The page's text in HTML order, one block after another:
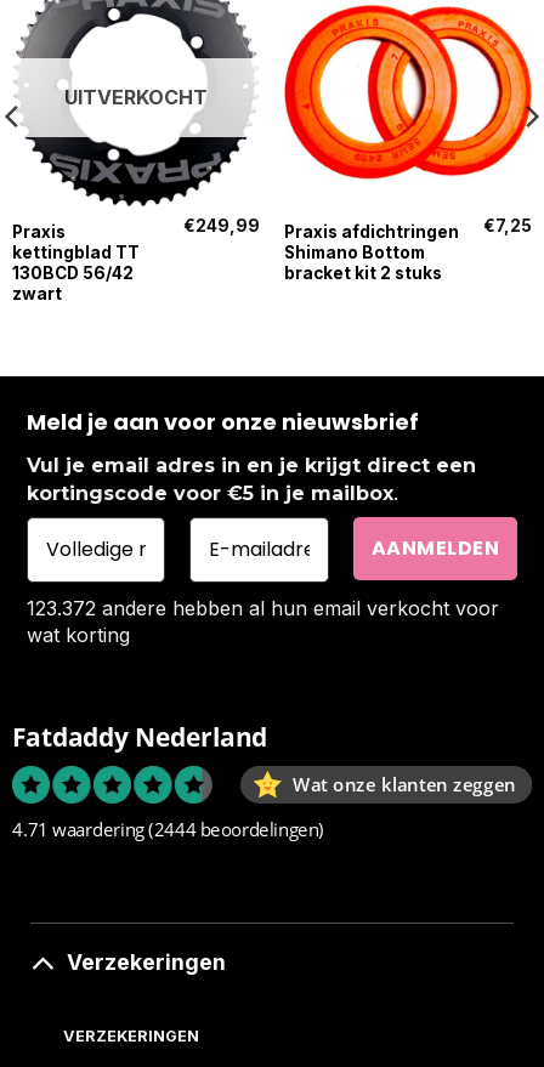
UITVERKOCHT
Praxis
kettingblad TT
130BCD 56/42
zwart
€249,99
Praxis afdichtringen
Shimano Bottom
bracket kit 2 stuks
€7,25
Meld je aan voor onze nieuwsbrief
Vul je email adres in en je krijgt direct een
kortingscode voor €5 in je mailbox.
123.372 andere hebben al hun email verkocht voor
wat korting
Fatdaddy Nederland
Wat onze klanten zeggen
4.71 waardering(2444 beoordelingen)
Verzekeringen
VERZEKERINGEN